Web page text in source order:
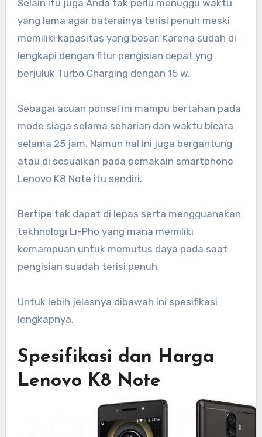
Selain itu juga Anda tak perlu menuggu waktu
yang lama agar baterainya terisi penuh meski
memiliki kapasitas yang besar. Karena sudah di
lengkapi dengan fitur pengisian cepat yng
berjuluk Turbo Charging dengan 15 w.
Sebagai acuan ponsel ini mampu bertahan pada
mode siaga selama seharian dan waktu bicara
selama 25 jam. Namun hal ini juga bergantung
atau di sesuaikan pada pemakain smartphone
Lenovo K8 Note itu sendiri.
Bertipe tak dapat di lepas serta mengguanakan
tekhnologi Li-Pho yang mana memiliki
kemampuan untuk memutus daya pada saat
pengisian suadah terisi penuh.
Untuk lebih jelasnya dibawah ini spesifikasi
lengkapnya.
Spesifikasi dan Harga
Lenovo K8 Note